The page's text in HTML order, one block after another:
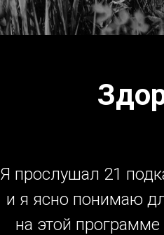
Я прослушал 21
и я ясно понимаю
на этой